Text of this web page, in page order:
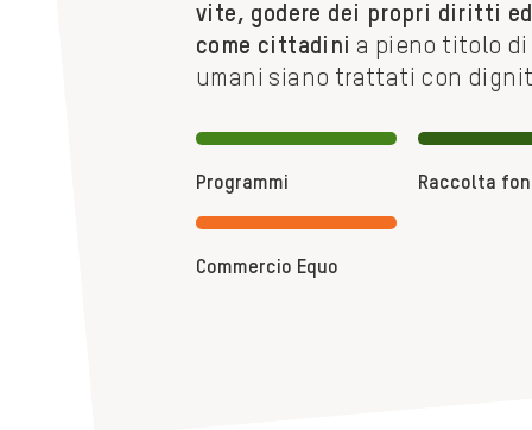
vite, godere dei propri diritti
come cittadini a pieno titolo
umani siano trattati con
Programmi Raccolta
Commercio Equo